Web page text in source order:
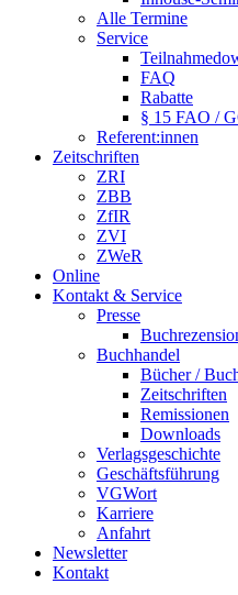
Alle Termine
Service
FAQ
Rabatte
§ 15 FAO /
Referent:innen
Zeitschriften
ZRI
ZBB
ZfIR
ZVI
ZWeR
Online
Kontakt & Service
Presse
Buchhandel
Bücher /
Zeitschriften
Remissionen
Downloads
Verlagsgeschichte
Geschäftsführung
VGWort
Karriere
Anfahrt
Newsletter
Kontakt